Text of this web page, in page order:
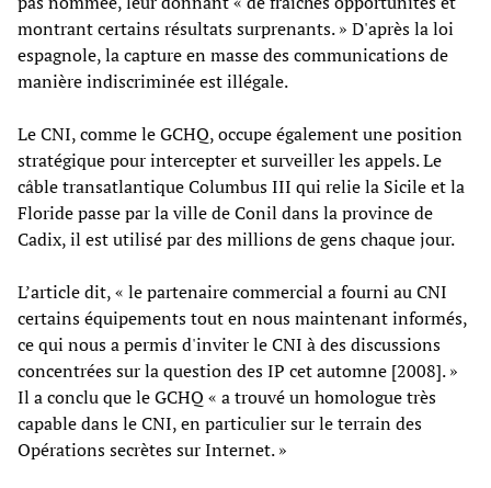
montrant certains résultats surprenants. » D'après la loi
espagnole, la capture en masse des communications de
manière indiscriminée est illégale.
Le CNI, comme le GCHQ, occupe également une position
stratégique pour intercepter et surveiller les appels. Le
câble transatlantique Columbus III qui relie la Sicile et la
Floride passe par la ville de Conil dans la province de
Cadix, il est utilisé par des millions de gens chaque jour.
L’article dit, « le partenaire commercial a fourni au CNI
certains équipements tout en nous maintenant informés,
ce qui nous a permis d'inviter le CNI à des discussions
concentrées sur la question des IP cet automne [2008]. »
Il a conclu que le GCHQ « a trouvé un homologue très
capable dans le CNI, en particulier sur le terrain des
Opérations secrètes sur Internet. »